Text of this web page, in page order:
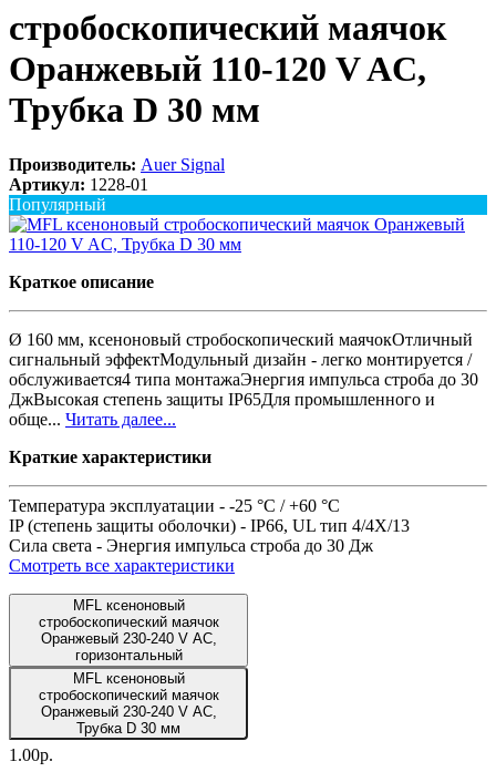
стробоскопический маячок
Оранжевый 110-120 V AC,
Трубка D 30 мм
Производитель: Auer Signal
Артикул: 1228-01
Популярный
Краткое описание
Ø 160 мм, ксеноновый стробоскопический маячокОтличный
сигнальный эффектМодульный дизайн - легко монтируется /
обслуживается4 типа монтажаЭнергия импульса строба до 30
ДжВысокая степень защиты IP65Для промышленного и
обще... Читать далее...
Краткие характеристики
Температура эксплуатации - -25 °C / +60 °C
IP (степень защиты оболочки) - IP66, UL тип 4/4X/13
Сила света - Энергия импульса строба до 30 Дж
Смотреть все характеристики
MFL ксеноновый
стробоскопический маячок
Оранжевый 230-240 V AC,
горизонтальный
MFL ксеноновый
стробоскопический маячок
Оранжевый 230-240 V AC,
Трубка D 30 мм
1.00р.